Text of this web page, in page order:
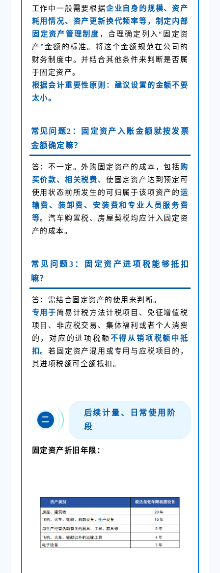
工作中一般需要根据企业自身的规模、资产
耗用情况、资产更新换代频率等，制定内部
固定资产管理制度 ，合理确定列入“固定资
产”金额的标准。将这个金额规范在公司的
财务制度中。并结合其他条件来判断是否属
于固定资产。
根据会计重要性原则：建议设置的金额不要
太小。
常见问题2：固定资产入账金额就按发票
金额确定嘛？
答：不一定。外购固定资产的成本，包括购
买价款、相关税费、使固定资产达到预定可
使用状态前所发生的可归属于该项资产的运
输费、装卸费、安装费和专业人员服务费
等。汽车购置税、房屋契税均应计入固定资
产的成本。
常见问题3：固定资产进项税能够抵扣
嘛？
答：需结合固定资产的使用来判断。
专用于简易计税方法计税项目、免征增值税
项目、非应税交易、集体福利或者个人消费
的，对应的进项税额 不得从销项税额中抵
扣。若固定资产混用或专用与应税项目的，
其进项税额可全额抵扣。
二
后续计量、日常使用阶
段
固定资产折旧年限：